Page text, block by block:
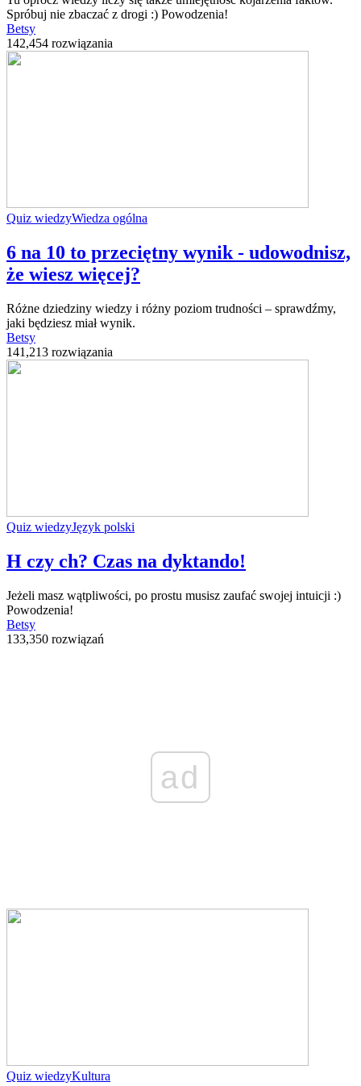
Spróbuj nie zbaczać z drogi :) Powodzenia!
Betsy
142,454 rozwiązania
Quiz wiedzyWiedza ogólna
6 na 10 to przeciętny wynik - udowodnisz,
że wiesz więcej?
Różne dziedziny wiedzy i różny poziom trudności – sprawdźmy,
jaki będziesz miał wynik.
Betsy
141,213 rozwiązania
Quiz wiedzyJęzyk polski
H czy ch? Czas na dyktando!
Jeżeli masz wątpliwości, po prostu musisz zaufać swojej intuicji :)
Powodzenia!
Betsy
133,350 rozwiązań
ad
Quiz wiedzyKultura